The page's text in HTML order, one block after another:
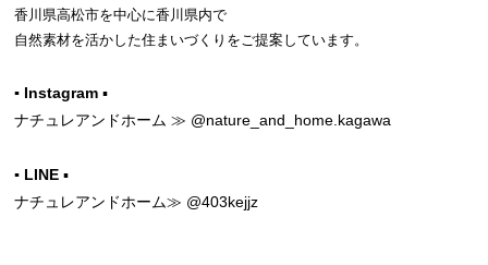
香川県高松市を中心に香川県内で
自然素材を活かした住まいづくりをご提案しています。
▪ Instagram ▪
ナチュレアンドホーム ≫ @nature_and_home.kagawa
▪ LINE ▪
ナチュレアンドホーム≫ @403kejjz